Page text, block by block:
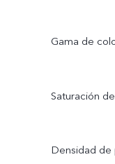
Gama de
Saturación
Densidad de